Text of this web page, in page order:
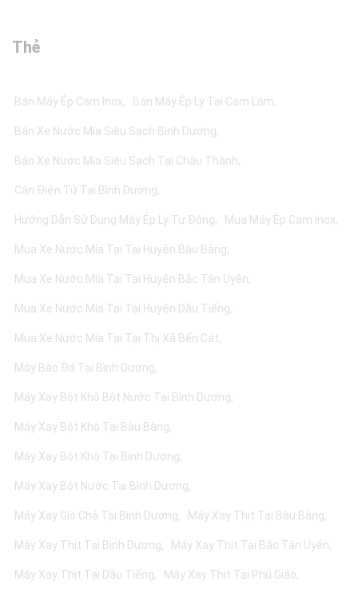
Thẻ
Bán Máy Ép Cam Inox Bán Máy Ép Ly Tại Cam Lâm
Bán Xe Nước Mía Siêu Sạch Bình Dương
Bán Xe Nước Mía Siêu Sạch Tại Châu Thành
Cân Điện Tử Tại Bình Dương
Hướng Dẫn Sử Dụng Máy Ép Ly Tự Động Mua Máy Ép Cam Inox
Mua Xe Nước Mía Tại Tại Huyện Bàu Bàng
Mua Xe Nước Mía Tại Tại Huyện Bắc Tân Uyên
Mua Xe Nước Mía Tại Tại Huyện Dầu Tiếng
Mua Xe Nước Mía Tại Tại Thị Xã Bến Cát
Máy Bào Đá Tại Bình Dương
Máy Xay Bột Khô Bột Nước Tại Bình Dương
Máy Xay Bột Khô Tại Bàu Bàng
Máy Xay Bột Khô Tại Bình Dương
Máy Xay Bột Nước Tại Bình Dương
Máy Xay Giò Chả Tại Bình Dương Máy Xay Thịt Tại Bàu Bàng
Máy Xay Thịt Tại Bình Dương Máy Xay Thịt Tại Bắc Tân Uyên
Máy Xay Thịt Tại Dầu Tiếng Máy Xay Thịt Tại Phú Giáo